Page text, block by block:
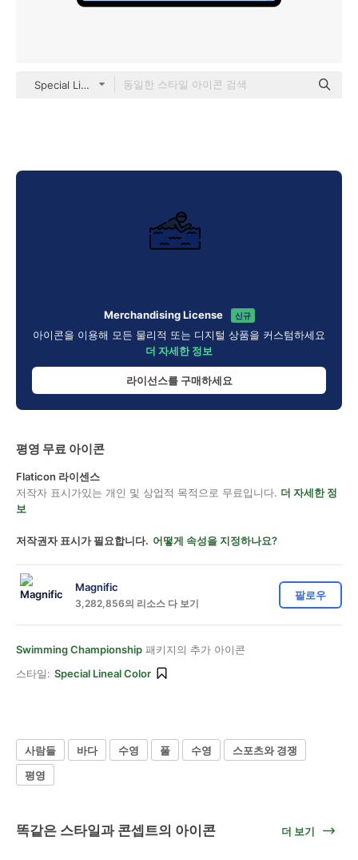
Special Lineal color
Merchandising License 신규
아이콘을 이용해 모든 물리적 또는 디지털 상품을 커스텀하세요
더 자세한 정보
라이선스를 구매하세요
평영 무료 아이콘
Flaticon 라이센스
저작자 표시가있는 개인 및 상업적 목적으로 무료입니다. 더 자세한 정
보
저작권자 표시가 필요합니다. 어떻게 속성을 지정하나요?
Magnific
3,282,856의 리소스 다 보기
팔로우
Swimming Championship 패키지의 추가 아이콘
스타일: Special Lineal Color
사람들 바다 수영 풀 수영
스포츠와 경쟁
평영
똑같은 스타일과 콘셉트의 아이콘 더 보기